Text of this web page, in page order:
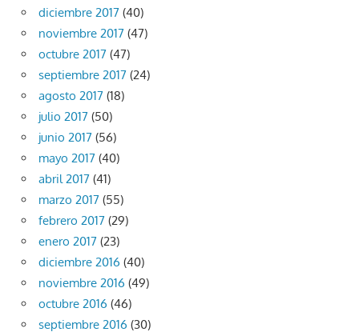
diciembre 2017 (40)
noviembre 2017 (47)
octubre 2017 (47)
septiembre 2017 (24)
agosto 2017 (18)
julio 2017 (50)
junio 2017 (56)
mayo 2017 (40)
abril 2017 (41)
marzo 2017 (55)
febrero 2017 (29)
enero 2017 (23)
diciembre 2016 (40)
noviembre 2016 (49)
octubre 2016 (46)
septiembre 2016 (30)